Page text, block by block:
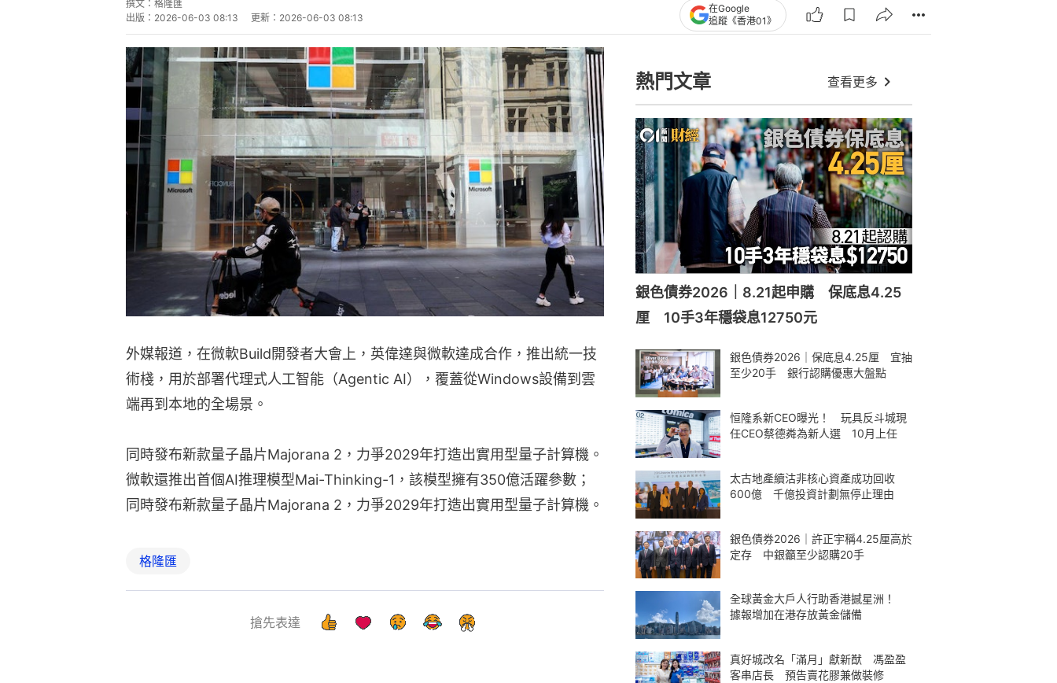
撰文： 格隆匯
出版： 2026-06-03 08:13 更新： 2026-06-03 08:13
在Google
追蹤《香港01》
外媒報道，在微軟Build開發者大會上，英偉達與微軟達成合作，推出統一技
術棧，用於部署代理式人工智能（Agentic AI），覆蓋從Windows設備到雲
端再到本地的全場景。
同時發布新款量子晶片Majorana 2，力爭2029年打造出實用型量子計算機。
微軟還推出首個AI推理模型Mai-Thinking-1，該模型擁有350億活躍參數；
同時發布新款量子晶片Majorana 2，力爭2029年打造出實用型量子計算機。
格隆匯
搶先表達
熱門文章 查看更多
銀色債券2026｜8.21起申購 保底息4.25
厘 10手3年穩袋息12750元
銀色債券2026｜保底息4.25厘 宜抽
至少20手 銀行認購優惠大盤點
恒隆系新CEO曝光！ 玩具反斗城現
任CEO蔡德粦為新人選 10月上任
太古地產續沽非核心資產成功回收
600億 千億投資計劃無停止理由
銀色債券2026｜許正宇稱4.25厘高於
定存 中銀籲至少認購20手
全球黃金大戶人行助香港撼星洲！
據報增加在港存放黃金儲備
真好城改名「滿月」獻新猷 馮盈盈
客串店長 預告賣花膠兼做裝修